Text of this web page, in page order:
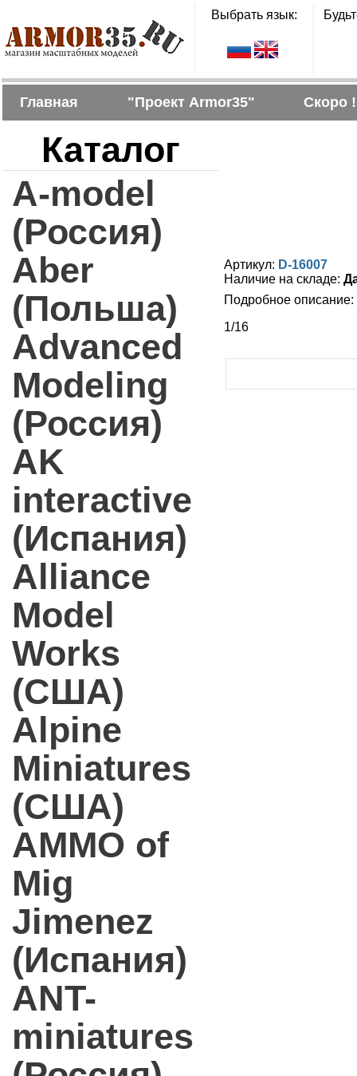
Выбрать язык:
Главная "Проект Armor35" Скоро !
Каталог
A-model
(Россия)
Aber
(Польша)
Advanced
Modeling
(Россия)
AK
interactive
(Испания)
Alliance
Model
Works
(США)
Alpine
Miniatures
(США)
AMMO of
Mig
Jimenez
(Испания)
ANT-
miniatures
Артикул: D-16007
Наличие на складе:
Подробное описание:
1/16